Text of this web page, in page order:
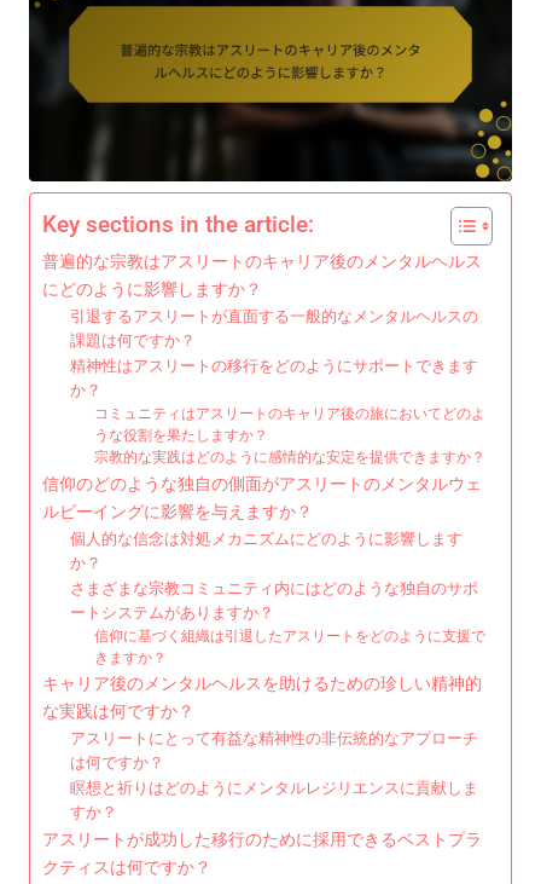
Key sections in the article:
普遍的な宗教はアスリートのキャリア後のメンタルヘルス
にどのように影響しますか？
引退するアスリートが直面する一般的なメンタルヘルスの
課題は何ですか？
精神性はアスリートの移行をどのようにサポートできます
か？
コミュニティはアスリートのキャリア後の旅においてどのよ
うな役割を果たしますか？
宗教的な実践はどのように感情的な安定を提供できますか？
信仰のどのような独自の側面がアスリートのメンタルウェ
ルビーイングに影響を与えますか？
個人的な信念は対処メカニズムにどのように影響します
か？
さまざまな宗教コミュニティ内にはどのような独自のサポ
ートシステムがありますか？
信仰に基づく組織は引退したアスリートをどのように支援で
きますか？
キャリア後のメンタルヘルスを助けるための珍しい精神的
な実践は何ですか？
アスリートにとって有益な精神性の非伝統的なアプローチ
は何ですか？
瞑想と祈りはどのようにメンタルレジリエンスに貢献しま
すか？
アスリートが成功した移行のために採用できるベストプラ
クティスは何ですか？